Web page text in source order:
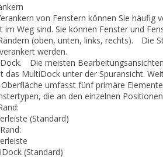
von Fenstern können Sie
im Weg sind. Sie können Fenster und
(oben, unten, links, rechts). Die
werden.
Die meisten
das MultiDock unter der Spuransicht.
Oberfläche umfasst fünf primäre
die an den einzelnen
(Standard)
(Standard)